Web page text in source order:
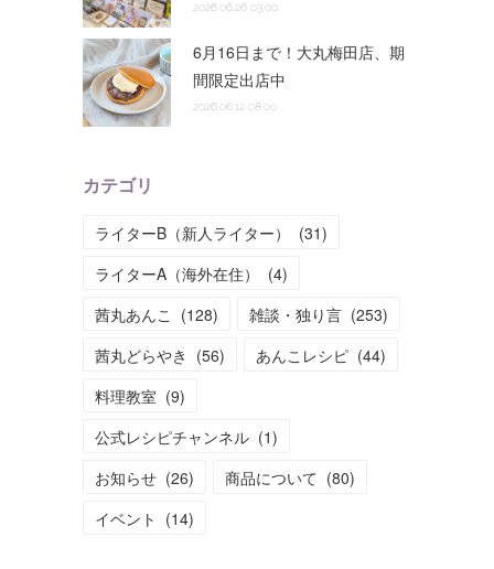
2026.06.26 03:00
6月16日まで！大丸梅田店、期
間限定出店中
2026.06.12 08:00
カテゴリ
ライターB（新人ライター） (31)
ライターA（海外在住）
(4)
茜丸あんこ (128) 雑談・独り言 (253)
茜丸どらやき (56) あんこレシピ (44)
料理教室 (9)
公式レシピチャンネル (1)
お知らせ (26) 商品について (80)
イベント (14)